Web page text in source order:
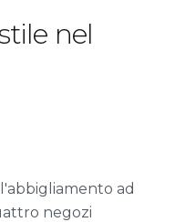
nel
ad
negozi